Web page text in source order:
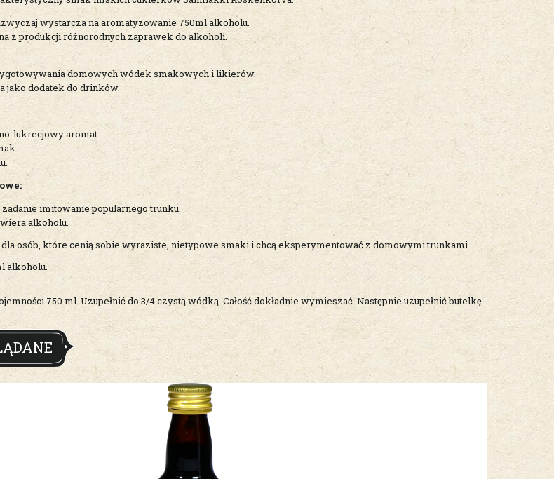
wystarcza na aromatyzowanie 750ml alkoholu.
z produkcji różnorodnych zaprawek do alkoholi.
domowych wódek smakowych i likierów.
jako dodatek do drinków.
lukrecjowy aromat.
imitowanie popularnego trunku.
alkoholu.
osób, które cenią sobie wyraziste, nietypowe smaki i chcą eksperymentować z domowymi trunkami.
alkoholu.
750 ml. Uzupełnić do 3/4 czystą wódką. Całość dokładnie wymieszać. Następnie uzupełnić butelkę